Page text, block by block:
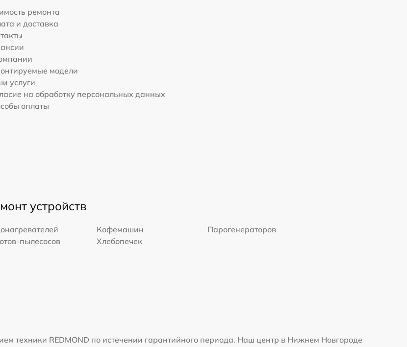
ремонта
и доставка
модели
услуги
на обработку персональных данных
оплаты
устройств
Кофемашин
Парогенераторов
пылесосов
Хлебопечек
техники REDMOND по истечении гарантийного периода. Наш центр в Нижнем Новгороде